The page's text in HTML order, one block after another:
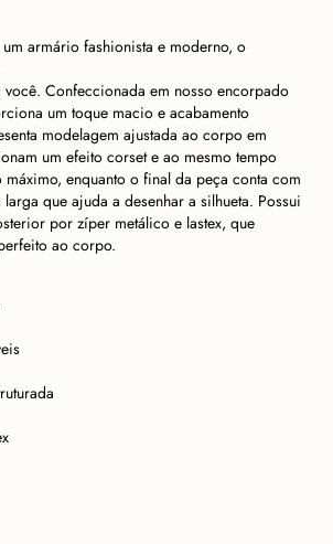
armário fashionista e moderno, o
você. Confeccionada em nosso encorpado
um toque macio e acabamento
modelagem ajustada ao corpo em
um efeito corset e ao mesmo tempo
enquanto o final da peça conta com
que ajuda a desenhar a silhueta. Possui
por zíper metálico e lastex, que
ao corpo.